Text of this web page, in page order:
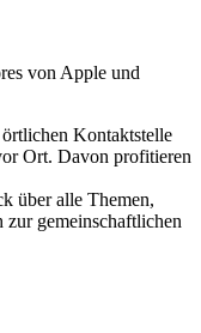
von Apple und
Kontaktstelle
Ort. Davon profitieren
über alle Themen,
zur gemeinschaftlichen